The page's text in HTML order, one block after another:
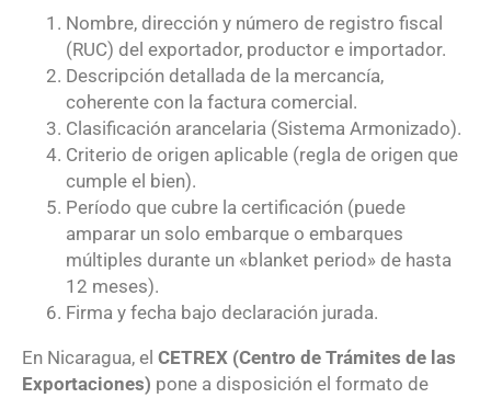
Nombre, dirección y número de registro fiscal
(RUC) del exportador, productor e importador.
Descripción detallada de la mercancía,
coherente con la factura comercial.
Clasificación arancelaria (Sistema Armonizado).
Criterio de origen aplicable (regla de origen que
cumple el bien).
Período que cubre la certificación (puede
amparar un solo embarque o embarques
múltiples durante un «blanket period» de hasta
12 meses).
Firma y fecha bajo declaración jurada.
En Nicaragua, el CETREX (Centro de Trámites de las
Exportaciones) pone a disposición el formato de